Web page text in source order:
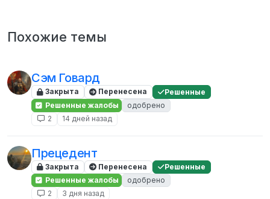
Похожие темы
Сэм Говард
Закрыта Перенесена
Решенные
Решенные жалобы
одобрено
2
14 дней назад
Прецедент
Закрыта Перенесена
Решенные
Решенные жалобы
одобрено
2
3 дня назад